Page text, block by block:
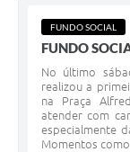
FUNDO SOCIAL
FUNDO
No último
realizou a
na Praça
atender com
especialmente
Momentos como